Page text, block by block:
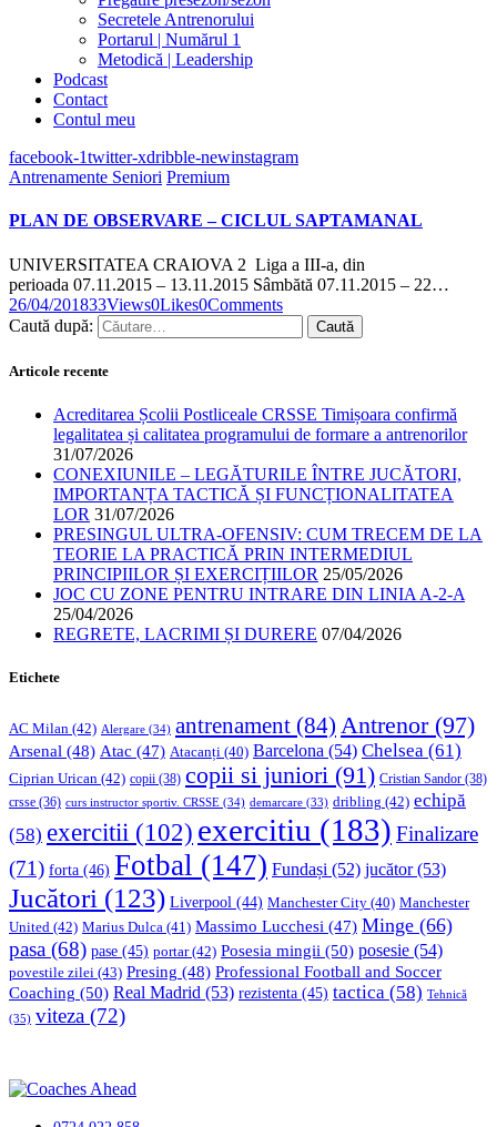
Secretele Antrenorului
Portarul | Numărul 1
Metodică | Leadership
Podcast
Contact
Contul meu
facebook-1twitter-xdribble-newinstagram
Antrenamente Seniori Premium
PLAN DE OBSERVARE – CICLUL SAPTAMANAL
UNIVERSITATEA CRAIOVA 2 Liga a III-a, din
perioada 07.11.2015 – 13.11.2015 Sâmbătă 07.11.2015 – 22…
26/04/201833Views0Likes0Comments
Caută după:
Articole recente
Acreditarea Școlii Postliceale CRSSE Timișoara confirmă
legalitatea și calitatea programului de formare a antrenorilor
31/07/2026
CONEXIUNILE – LEGĂTURILE ÎNTRE JUCĂTORI,
IMPORTANȚA TACTICĂ ȘI FUNCȚIONALITATEA
LOR 31/07/2026
PRESINGUL ULTRA-OFENSIV: CUM TRECEM DE LA
TEORIE LA PRACTICĂ PRIN INTERMEDIUL
PRINCIPIILOR ȘI EXERCIȚIILOR 25/05/2026
JOC CU ZONE PENTRU INTRARE DIN LINIA A-2-A
25/04/2026
REGRETE, LACRIMI ȘI DURERE 07/04/2026
Etichete
AC Milan (42) Alergare (34) antrenament (84) Antrenor(97)
Arsenal (48) Atac (47) Atacanți (40) Barcelona (54) Chelsea (61)
Ciprian Urican (42) copii (38) copii si juniori (91) Cristian Sandor (38)
crsse (36) curs instructor sportiv. CRSSE (34) demarcare (33) dribling (42) echipă
(58) exercitii (102) exercitiu (183) Finalizare
(71) forta (46) Fotbal (147) Fundași (52) jucător(53)
Jucători (123) Liverpool (44) Manchester City (40) Manchester
United (42) Marius Dulca (41) Massimo Lucchesi (47) Minge (66)
pasa (68) pase (45) portar(42) Posesia mingii (50) posesie (54)
povestile zilei (43) Presing (48) Professional Football and Soccer
Coaching (50) Real Madrid (53) rezistenta (45) tactica (58) Tehnică
(35) viteza (72)